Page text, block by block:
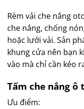
Rèm vải che nắng
che nắng, chống
hoặc lưới vải. Sản
khung cửa nên bạn
vào mà chỉ cần kéo
Tấm che nắng ô
Ưu điểm: